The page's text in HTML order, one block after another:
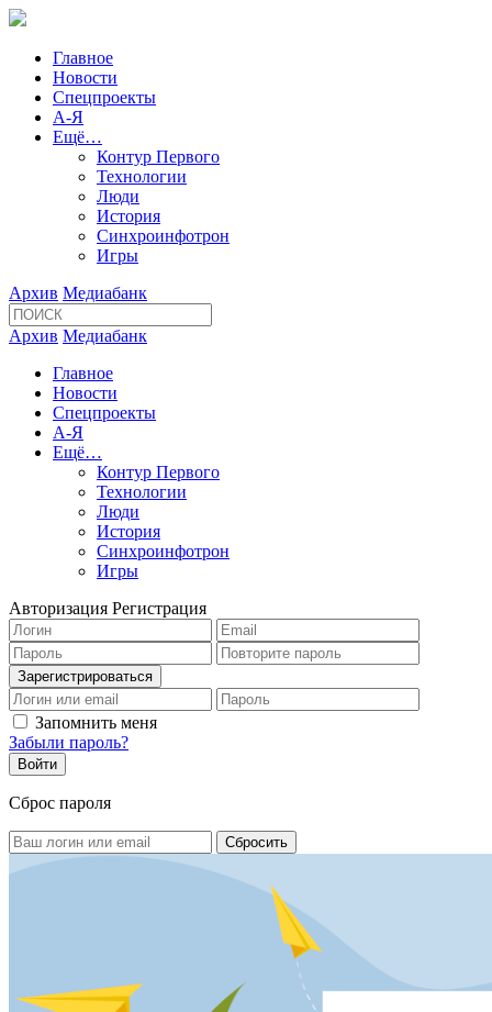
Главное
Новости
Спецпроекты
А-Я
Ещё…
Контур Первого
Технологии
Люди
История
Синхроинфотрон
Игры
Архив Медиабанк
Архив Медиабанк
Главное
Новости
Спецпроекты
А-Я
Ещё…
Контур Первого
Технологии
Люди
История
Синхроинфотрон
Игры
Авторизация Регистрация
Запомнить меня
Забыли пароль?
Сброс пароля